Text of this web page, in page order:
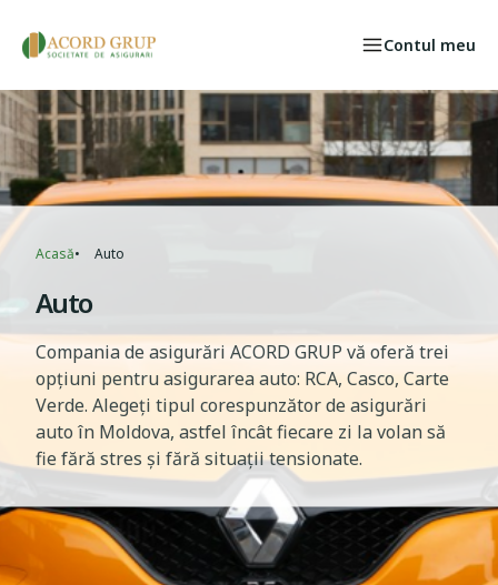
CAZ ASIGURAT Select your language
Persoane fizice
Contul meu
Breadcrumb
Acasă Auto
Auto
Compania de asigurări ACORD GRUP vă oferă trei
opțiuni pentru asigurarea auto: RCA, Casco, Carte
Verde. Alegeți tipul corespunzător de asigurări
auto în Moldova, astfel încât fiecare zi la volan să
fie fără stres și fără situaţii tensionate.